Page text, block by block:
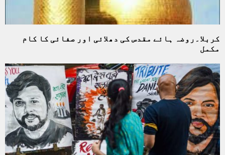
کربلا۔روضہ ہائے مقدس کی دھلائی اور صفائی کا کام
مکمل